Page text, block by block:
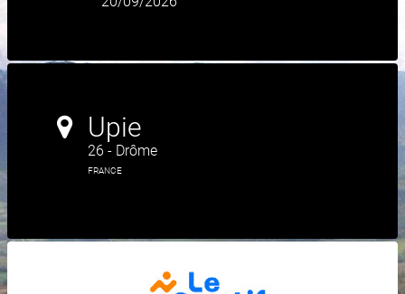
Upie
26 - Drôme
FRANCE